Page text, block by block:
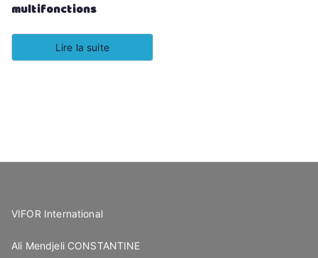
multifonctions
Lire la suite
VIFOR International
Ali Mendjeli CONSTANTINE